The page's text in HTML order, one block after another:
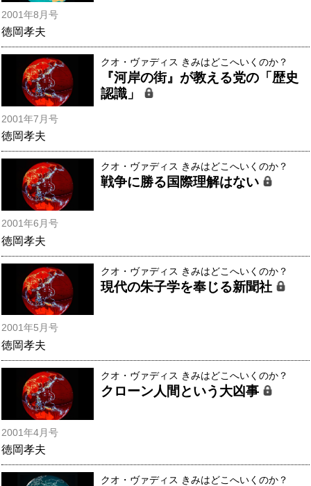
2001年8月号
徳岡孝夫
クオ・ヴァディス きみはどこへいくのか？
『河岸の街』が教える党の「歴史
認識」
2001年7月号
徳岡孝夫
クオ・ヴァディス きみはどこへいくのか？
戦争に勝る国際理解はない
2001年6月号
徳岡孝夫
クオ・ヴァディス きみはどこへいくのか？
現代の朱子学を奉じる新聞社
2001年5月号
徳岡孝夫
クオ・ヴァディス きみはどこへいくのか？
クローン人間という大凶事
2001年4月号
徳岡孝夫
クオ・ヴァディス きみはどこへいくのか？